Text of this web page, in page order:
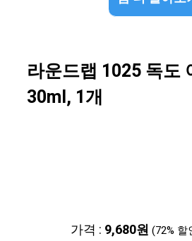
라운드랩 1025 독도
30ml, 1개
가격 : 9,680원 (72% 할